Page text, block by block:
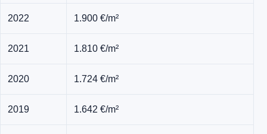
2022 1.900 €/m²
2021 1.810 €/m²
2020 1.724 €/m²
2019 1.642 €/m²